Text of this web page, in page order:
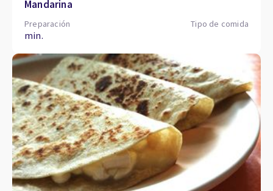
Mandarina
Preparación
min.
Tipo de comida